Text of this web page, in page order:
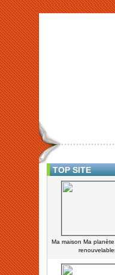
<img src="http://
TOP SITE
Ma maison Ma